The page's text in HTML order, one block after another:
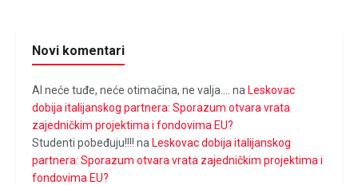
Novi komentari
Al neće tuđe, neće otimačina, ne valja.... na Leskovac
dobija italijanskog partnera: Sporazum otvara vrata
zajedničkim projektima i fondovima EU?
Studenti pobeđuju!!!! na Leskovac dobija italijanskog
partnera: Sporazum otvara vrata zajedničkim projektima i
fondovima EU?